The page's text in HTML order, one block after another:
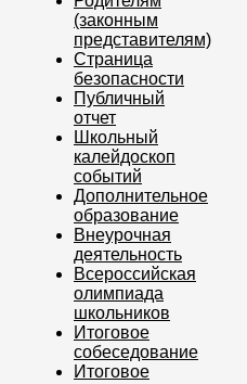
(законным
представителям)
Страница
безопасности
Публичный
отчет
Школьный
калейдоскоп
событий
Дополнительное
образование
Внеурочная
деятельность
Всероссийская
олимпиада
школьников
Итоговое
собеседование
Итоговое